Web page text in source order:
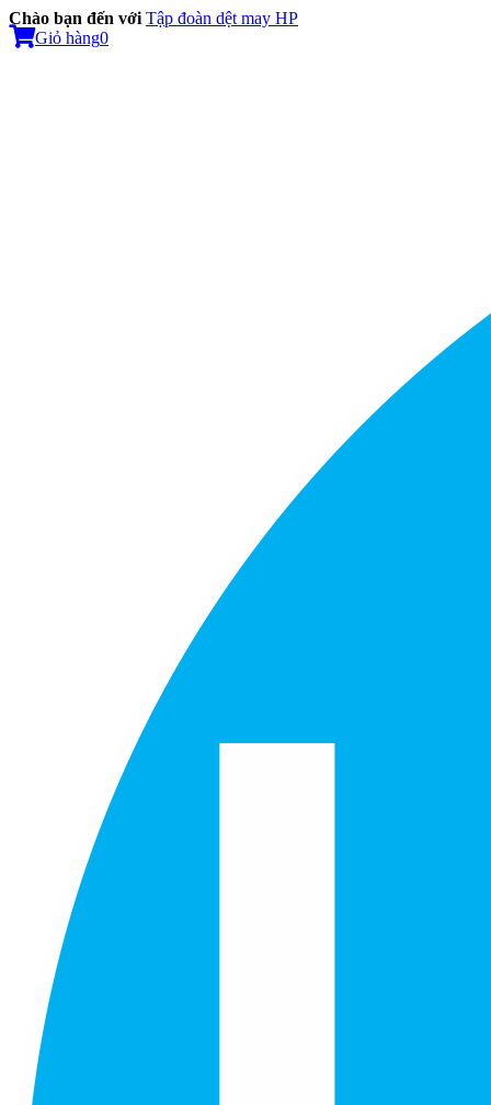
Chào bạn đến với Tập đoàn dệt may HP
Giỏ hàng0